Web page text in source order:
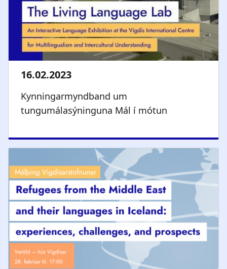
Kynningarmyndband um
tungumálasýninguna Mál í mótun